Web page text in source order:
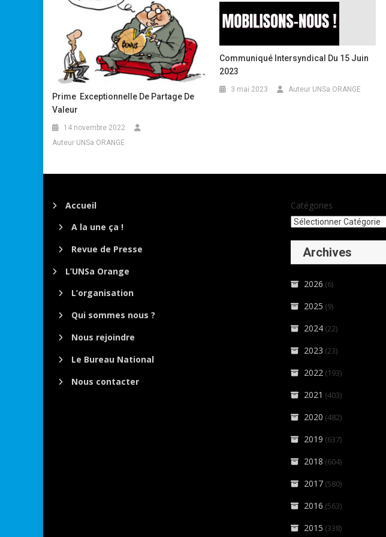
Prime Exceptionnelle De Partage De
Valeur
14 novembre 2022
Auteur UNSa ORANGE
Communiqué Intersyndical Du 15 Juin
2023
3 mai 2023 Auteur UNSa ORANGE
Accueil
A la une ça !
Revue de Presse
L’UNSa Orange
L’organisation
Qui sommes nous ?
Nous rejoindre
Le Bureau National
Nous contacter
Catégories
Archives
2026 (6)
2025 (9)
2024 (22)
2023 (23)
2022 (193)
2021 (403)
2020 (482)
2019 (637)
2018 (604)
2017 (580)
2016 (563)
2015 (338)